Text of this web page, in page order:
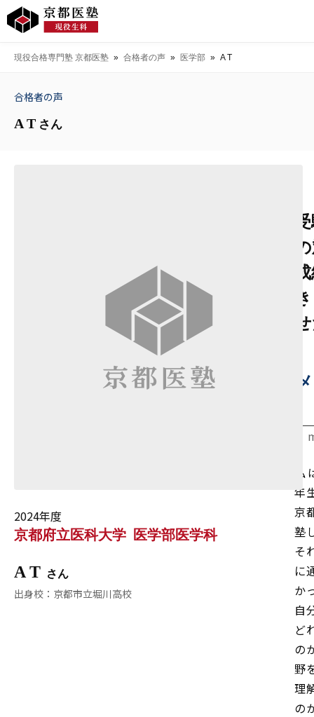
現役合格専門塾 京都医塾 » 合格者の声 » 医学部 » A T
合格者の声
A T さん
2024年度
京都府立医科大学 医学部医学科
A T
京都市立堀川高校
年
京
塾
そ
に
か
自
ど
の
野
理
の